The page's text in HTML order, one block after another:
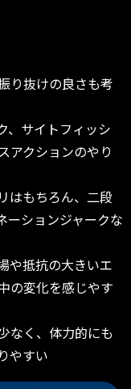
り抜けの良さも考
、サイトフィッシ
アクションのやり
はもちろん、二段
ーションジャークな
や抵抗の大きいエ
の変化を感じやす
なく、体力的にも
やすい